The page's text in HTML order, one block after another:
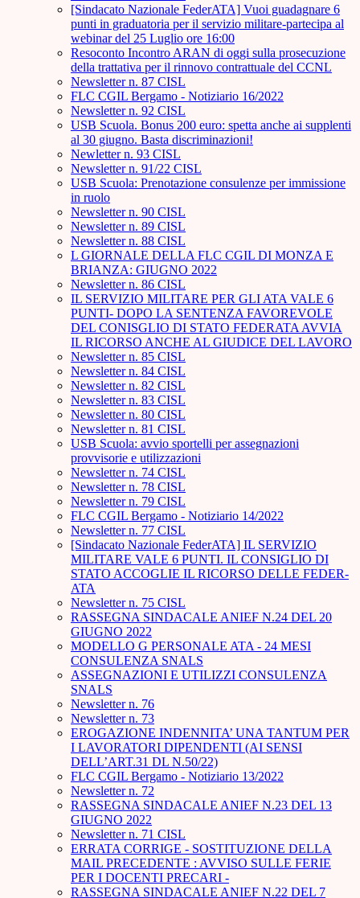
[Sindacato Nazionale FederATA] Vuoi guadagnare 6
punti in graduatoria per il servizio militare-partecipa al
webinar del 25 Luglio ore 16:00
Resoconto Incontro ARAN di oggi sulla prosecuzione
della trattativa per il rinnovo contrattuale del CCNL
Newsletter n. 87 CISL
FLC CGIL Bergamo - Notiziario 16/2022
Newsletter n. 92 CISL
USB Scuola. Bonus 200 euro: spetta anche ai supplenti
al 30 giugno. Basta discriminazioni!
Newletter n. 93 CISL
Newsletter n. 91/22 CISL
USB Scuola: Prenotazione consulenze per immissione
in ruolo
Newsletter n. 90 CISL
Newsletter n. 89 CISL
Newsletter n. 88 CISL
L GIORNALE DELLA FLC CGIL DI MONZA E
BRIANZA: GIUGNO 2022
Newsletter n. 86 CISL
IL SERVIZIO MILITARE PER GLI ATA VALE 6
PUNTI- DOPO LA SENTENZA FAVOREVOLE
DEL CONISGLIO DI STATO FEDERATA AVVIA
IL RICORSO ANCHE AL GIUDICE DEL LAVORO
Newsletter n. 85 CISL
Newsletter n. 84 CISL
Newsletter n. 82 CISL
Newsletter n. 83 CISL
Newsletter n. 80 CISL
Newsletter n. 81 CISL
USB Scuola: avvio sportelli per assegnazioni
provvisorie e utilizzazioni
Newsletter n. 74 CISL
Newsletter n. 78 CISL
Newsletter n. 79 CISL
FLC CGIL Bergamo - Notiziario 14/2022
Newsletter n. 77 CISL
[Sindacato Nazionale FederATA] IL SERVIZIO
MILITARE VALE 6 PUNTI. IL CONSIGLIO DI
STATO ACCOGLIE IL RICORSO DELLE FEDER-
ATA
Newsletter n. 75 CISL
RASSEGNA SINDACALE ANIEF N.24 DEL 20
GIUGNO 2022
MODELLO G PERSONALE ATA - 24 MESI
CONSULENZA SNALS
ASSEGNAZIONI E UTILIZZI CONSULENZA
SNALS
Newsletter n. 76
Newsletter n. 73
EROGAZIONE INDENNITA’ UNA TANTUM PER
I LAVORATORI DIPENDENTI (AI SENSI
DELL’ART.31 DL N.50/22)
FLC CGIL Bergamo - Notiziario 13/2022
Newsletter n. 72
RASSEGNA SINDACALE ANIEF N.23 DEL 13
GIUGNO 2022
Newsletter n. 71 CISL
ERRATA CORRIGE - SOSTITUZIONE DELLA
MAIL PRECEDENTE : AVVISO SULLE FERIE
PER I DOCENTI PRECARI -
RASSEGNA SINDACALE ANIEF N.22 DEL 7